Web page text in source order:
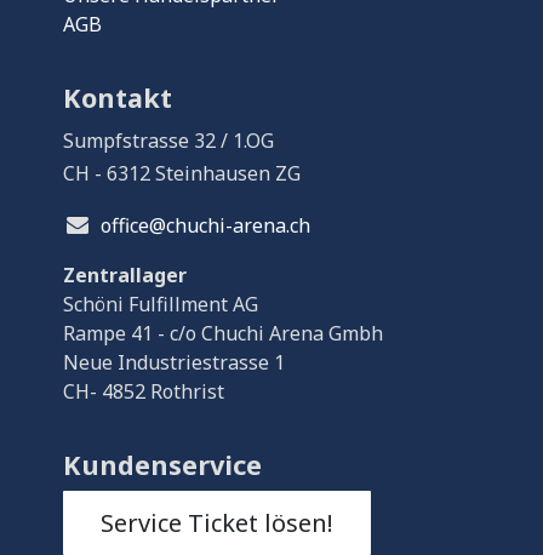
AGB
Kontakt
Sumpfstrasse 32 / 1.OG
CH - 6312 Steinhausen ZG
office@chuchi-arena.ch
Zentrallager
Schöni Fulfillment AG
Rampe 41 - c/o Chuchi Arena Gmbh
Neue Industriestrasse 1
CH- 4852 Rothrist
Kundenservice
Service Ticket lösen!